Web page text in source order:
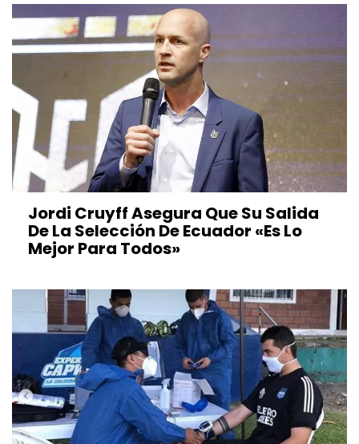
Jordi Cruyff Asegura Que Su Salida
De La Selección De Ecuador «es Lo
Mejor Para Todos»